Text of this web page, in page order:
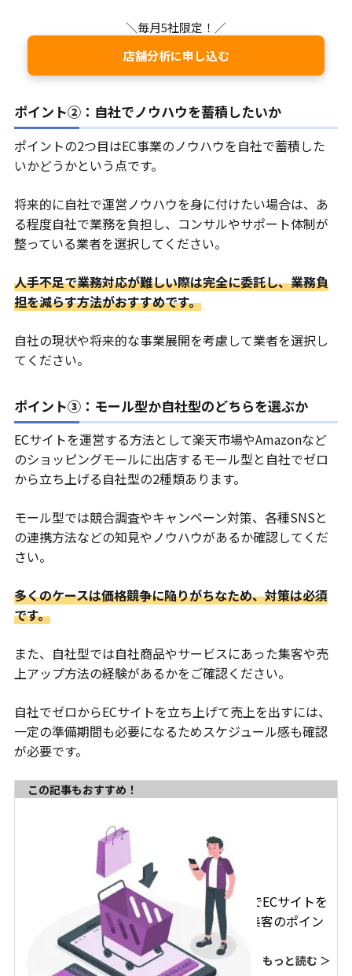
＼毎月5社限定！／
店舗分析に申し込む
ポイント②：自社でノウハウを蓄積したいか
ポイントの2つ目はEC事業のノウハウを自社で蓄積した
いかどうかという点です。
将来的に自社で運営ノウハウを身に付けたい場合は、あ
る程度自社で業務を負担し、コンサルやサポート体制が
整っている業者を選択してください。
人手不足で業務対応が難しい際は完全に委託し、業務負
担を減らす方法がおすすめです。
自社の現状や将来的な事業展開を考慮して業者を選択し
てください。
ポイント③：モール型か自社型のどちらを選ぶか
ECサイトを運営する方法として楽天市場やAmazonなど
のショッピングモールに出店するモール型と自社でゼロ
から立ち上げる自社型の2種類あります。
モール型では競合調査やキャンペーン対策、各種SNSと
の連携方法などの知見やノウハウがあるか確認してくだ
さい。
多くのケースは価格競争に陥りがちなため、対策は必須
です。
また、自社型では自社商品やサービスにあった集客や売
上アップ方法の経験があるかをご確認ください。
自社でゼロからECサイトを立ち上げて売上を出すには、
一定の準備期間も必要になるためスケジュール感も確認
が必要です。
この記事もおすすめ！
【初心者必見】AmazonでECサイトを
はじめるメリット5選と集客のポイン
ト
もっと読む ＞